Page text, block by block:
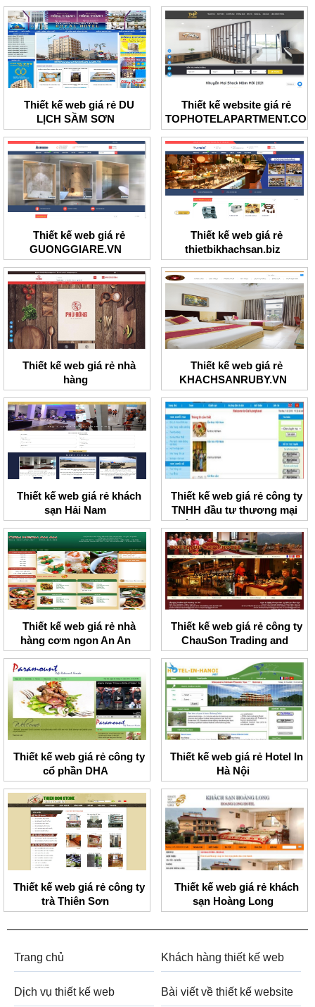
Thiết kế web giá rẻ DU
LỊCH SẦM SƠN
Thiết kế website giá rẻ
TOPHOTELAPARTMENT.COM
Thiết kế web giá rẻ
GUONGGIARE.VN
Thiết kế web giá rẻ
thietbikhachsan.biz
Thiết kế web giá rẻ nhà
hàng
Thiết kế web giá rẻ
KHACHSANRUBY.VN
Thiết kế web giá rẻ khách
sạn Hải Nam
Thiết kế web giá rẻ công ty
TNHH đầu tư thương mại
và dịch vụ Gia Vượng
Thiết kế web giá rẻ nhà
hàng cơm ngon An An
Thiết kế web giá rẻ công ty
ChauSon Trading and
Services Co.,ltd
Thiết kế web giá rẻ công ty
cổ phần DHA
Thiết kế web giá rẻ Hotel In
Hà Nội
Thiết kế web giá rẻ công ty
trà Thiên Sơn
Thiết kế web giá rẻ khách
sạn Hoàng Long
Trang chủ Khách hàng thiết kế web
Dịch vụ thiết kế web Bài viết về thiết kế website